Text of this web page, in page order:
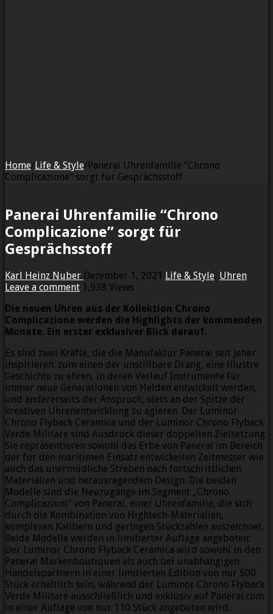
Home/Life & Style/Panerai Uhrenfamilie “Chrono
Complicazione” sorgt für Gesprächsstoff
Panerai Uhrenfamilie “Chrono
Complicazione” sorgt für
Gesprächsstoff
Karl Heinz Nuber Dezember 1, 2021 Life & Style, Uhren
Leave a comment 1,938 Views
Die neuen Uhren aus der Kollektion Chrono
Complicazione werden die Highlights der kommenden
Monate. Ein erster exklusiver Blick darauf.
Es sind zwei Kräfte, die die Manufaktur Panerai seit jeher
inspirieren: zum einen der unstillbare Drang, eine illustre
Geschichte zu ehren, in deren Verlauf Instrumente für
immer neue Generationen von Helden entwickelt werden,
und andererseits der Anspruch, stets an der Spitze der
kreativen Uhrenentwicklung zu agieren. Der Luminor
Chrono Flyback Ceramica und der Luminor Chrono Flyback
Verde Militare sind Ausdruck dieser doppelten Zielsetzung.
Sie repräsentieren sowohl das Erbe von Panerai im Bereich
der für den maritimen Einsatz entwickelten Zeitmesser wie
auch das unermüdliche Streben nach fortschrittlichen
Materialien und herausragendem Design. Die beiden
Modelle sind die Neuzugänge im Segment „Chrono
Complicazioni“ von Panerai, einer Uhrenfamilie, die sich
durch die Kombination von Hightech-Materialien,
komplexen Kalibern und geringen Stückzahlen auszeichnet.
Beide Modelle werden in limitierter Auflage angeboten:
Der Luminor Chrono Flyback Ceramica wird sowohl in den
Panerai Markenboutiquen als auch bei unabhängigen
Handelspartnern in einer limitierten Edition von nur 500
Stück erhältlich sein, während der Luminor Chrono Flyback
Verde Militare ausschließlich und exklusiv auf Panerai.com
in einer Auflage von nur 110 Stück angeboten wird.